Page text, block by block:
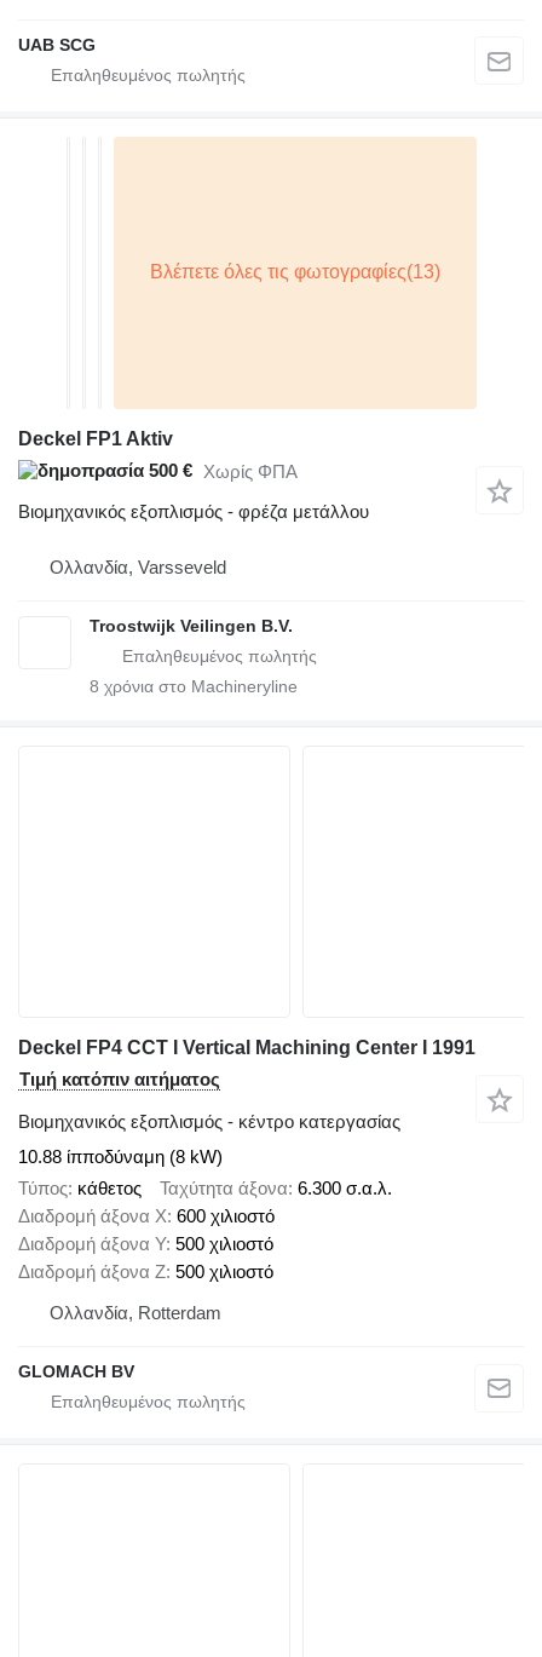
UAB SCG
Deckel FP1 Aktiv
500 € Χωρίς ΦΠΑ
Βιομηχανικός εξοπλισμός - φρέζα μετάλλου
Ολλανδία, Varsseveld
Troostwijk Veilingen B.V.
8 χρόνια στο Machineryline
Deckel FP4 CCT I Vertical Machining Center I 1991
Τιμή κατόπιν αιτήματος
Βιομηχανικός εξοπλισμός - κέντρο κατεργασίας
10.88 ίπποδύναμη (8 kW)
Τύπος κάθετος Ταχύτητα άξονα 6.300 σ.α.λ.
Διαδρομή άξονα X 600 χιλιοστό
Διαδρομή άξονα Y 500 χιλιοστό
Διαδρομή άξονα Z 500 χιλιοστό
Ολλανδία, Rotterdam
GLOMACH BV